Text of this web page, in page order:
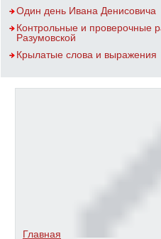
Один день Ивана Денисовича
Контрольные и проверочные
Разумовской
Крылатые слова и выражения
Главная